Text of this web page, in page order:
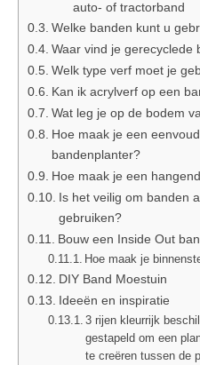
auto- of tractorband
Welke banden kunt u
Waar vind je gerecyclede
Welk type verf moet je
Kan ik acrylverf op een
Wat leg je op de bodem
Hoe maak je een
bandenplanter?
Hoe maak je een
Is het veilig om banden
gebruiken?
Bouw een Inside Out
Hoe maak je
DIY Band Moestuin
Ideeën en inspiratie
3 rijen kleurrijk
gestapeld om een
te creëren tussen de